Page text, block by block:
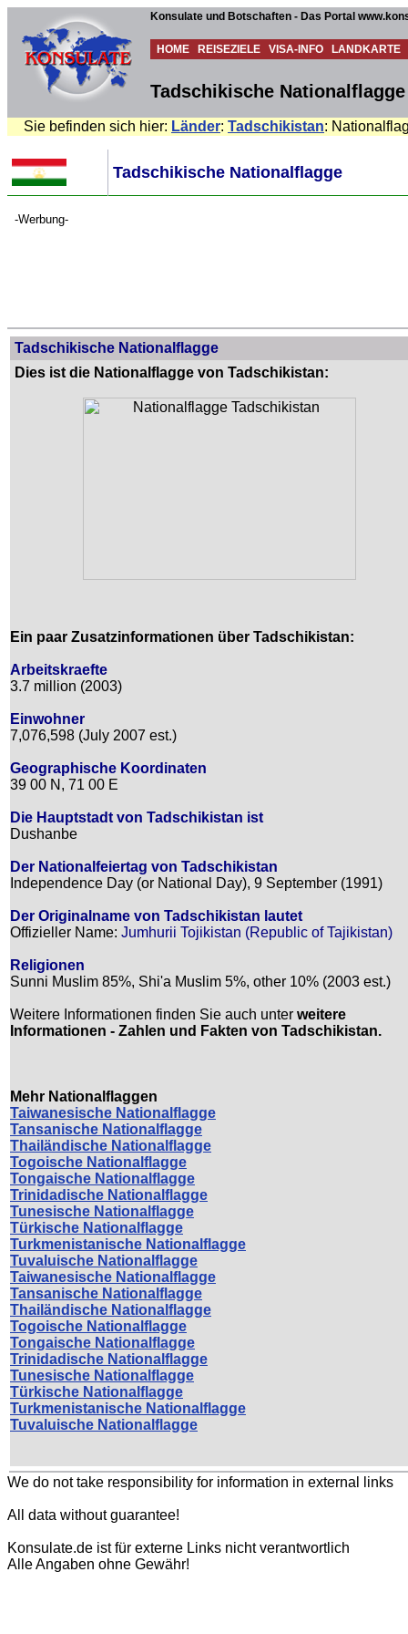
Konsulate und Botschaften - Das Portal
HOME REISEZIELE VISA-INFO LANDKARTE
Tadschikische Nationalflagge
Sie befinden sich hier: Länder: Tadschikistan:
Tadschikische Nationalflagge
-Werbung-
Tadschikische Nationalflagge
Dies ist die Nationalflagge von Tadschikistan:
Ein paar Zusatzinformationen über Tadschikistan:
Arbeitskraefte
3.7 million (2003)
Einwohner
7,076,598 (July 2007 est.)
Geographische Koordinaten
39 00 N, 71 00 E
Die Hauptstadt von Tadschikistan ist
Dushanbe
Der Nationalfeiertag von Tadschikistan
Independence Day (or National Day), 9 September (1991)
Der Originalname von Tadschikistan lautet
Offizieller Name: Jumhurii Tojikistan (Republic of Tajikistan)
Religionen
Sunni Muslim 85%, Shi'a Muslim 5%, other 10% (2003 est.)
Weitere Informationen finden Sie auch unter weitere
Informationen - Zahlen und Fakten von Tadschikistan.
Mehr Nationalflaggen
Taiwanesische Nationalflagge
Tansanische Nationalflagge
Thailändische Nationalflagge
Togoische Nationalflagge
Tongaische Nationalflagge
Trinidadische Nationalflagge
Tunesische Nationalflagge
Türkische Nationalflagge
Turkmenistanische Nationalflagge
Tuvaluische Nationalflagge
Taiwanesische Nationalflagge
Tansanische Nationalflagge
Thailändische Nationalflagge
Togoische Nationalflagge
Tongaische Nationalflagge
Trinidadische Nationalflagge
Tunesische Nationalflagge
Türkische Nationalflagge
Turkmenistanische Nationalflagge
Tuvaluische Nationalflagge
We do not take responsibility for information in external links
All data without guarantee!
Konsulate.de ist für externe Links nicht verantwortlich
Alle Angaben ohne Gewähr!